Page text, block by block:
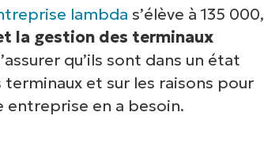
des terminaux
lambda s’élève à 135 000,
la gestion des terminaux
qu’ils sont dans un état
et sur les raisons pour
entreprise en a besoin.